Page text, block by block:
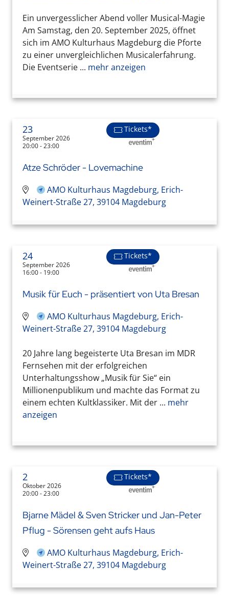
Ein unvergesslicher Abend voller Musical-Magie
Am Samstag, den 20. September 2025, öffnet
sich im AMO Kulturhaus Magdeburg die Pforte
zu einer unvergleichlichen Musicalerfahrung.
Die Eventserie ... mehr anzeigen
23
September 2026
20:00 - 23:00
Tickets*
Atze Schröder - Lovemachine
AMO Kulturhaus Magdeburg, Erich-
Weinert-Straße 27, 39104 Magdeburg
24
September 2026
16:00 - 19:00
Tickets*
Musik für Euch - präsentiert von Uta Bresan
AMO Kulturhaus Magdeburg, Erich-
Weinert-Straße 27, 39104 Magdeburg
20 Jahre lang begeisterte Uta Bresan im MDR
Fernsehen mit der erfolgreichen
Unterhaltungsshow „Musik für Sie“ ein
Millionenpublikum und machte das Format zu
einem echten Kultklassiker. Mit der ... mehr
anzeigen
2
Oktober 2026
20:00 - 23:00
Tickets*
Bjarne Mädel & Sven Stricker und Jan-Peter
Pflug - Sörensen geht aufs Haus
AMO Kulturhaus Magdeburg, Erich-
Weinert-Straße 27, 39104 Magdeburg